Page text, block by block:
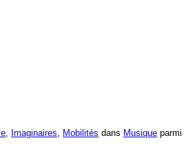
Imaginaires Mobilités dans Musique parmi